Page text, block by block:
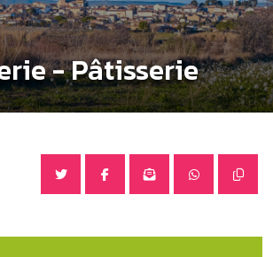
- Pâtisserie